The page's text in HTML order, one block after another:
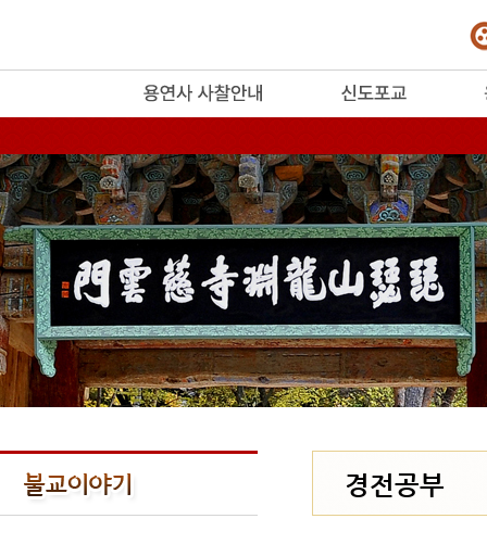
경전공부